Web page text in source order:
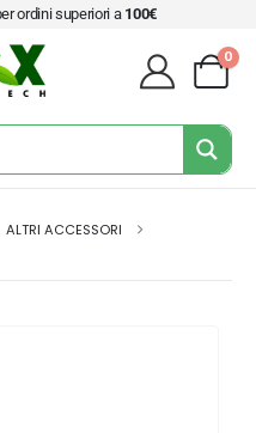
ordini superiori a 100€
0
ALTRI ACCESSORI